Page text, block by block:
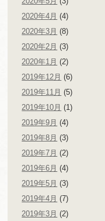
2020年4月 (4)
2020年3月 (8)
2020年2月 (3)
2020年1月 (2)
2019年12月 (6)
2019年11月 (5)
2019年10月 (1)
2019年9月 (4)
2019年8月 (3)
2019年7月 (2)
2019年6月 (4)
2019年5月 (3)
2019年4月 (7)
2019年3月 (2)